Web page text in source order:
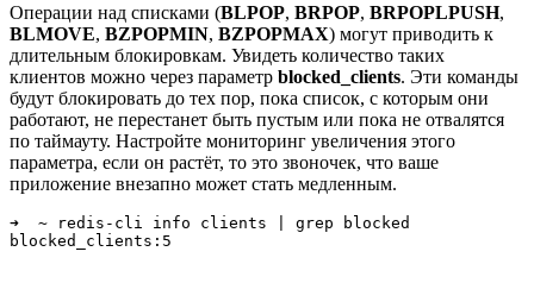
Операции над списками (BLPOP, BRPOP, BRPOPLPUSH,
BLMOVE, BZPOPMIN, BZPOPMAX) могут приводить к
длительным блокировкам. Увидеть количество таких
клиентов можно через параметр blocked_clients. Эти команды
будут блокировать до тех пор, пока список, с которым они
работают, не перестанет быть пустым или пока не отвалятся
по таймауту. Настройте мониторинг увеличения этого
параметра, если он растёт, то это звоночек, что ваше
приложение внезапно может стать медленным.
➜  ~ redis-cli info clients | grep blocked